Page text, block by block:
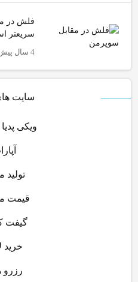
فلش در
سریعتر
4 سال پیش
سایت
ویکی
تولید
قیمت
گیفت
خرید
رزرو